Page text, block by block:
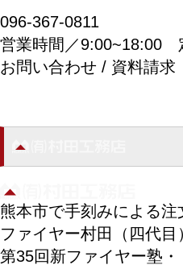
096-367-0811
営業時間／9:00~18:00
お問い合わせ / 資料請求
熊本市で手刻みによる
ファイヤー村田（四代目
第35回新ファイヤー塾・